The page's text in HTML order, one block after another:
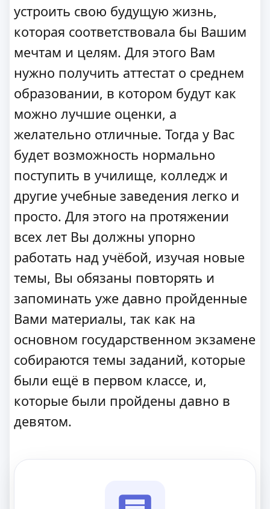
устроить свою будущую жизнь,
которая соответствовала бы Вашим
мечтам и целям. Для этого Вам
нужно получить аттестат о среднем
образовании, в котором будут как
можно лучшие оценки, а
желательно отличные. Тогда у Вас
будет возможность нормально
поступить в училище, колледж и
другие учебные заведения легко и
просто. Для этого на протяжении
всех лет Вы должны упорно
работать над учёбой, изучая новые
темы, Вы обязаны повторять и
запоминать уже давно пройденные
Вами материалы, так как на
основном государственном экзамене
собираются темы заданий, которые
были ещё в первом классе, и,
которые были пройдены давно в
девятом.